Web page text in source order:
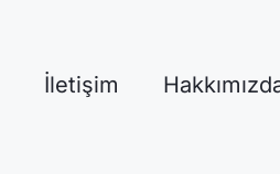
İletişim